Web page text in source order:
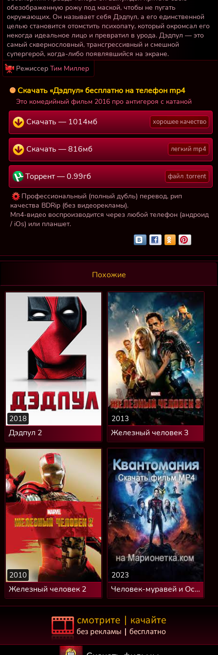
обезображенную рожу под маской, чтобы не пугать
окружающих. Он называет себя Дэдпул, а его единственной
целью становится отомстить психопату, который окромсал его
некогда идеальное лицо и превратил в урода. Дэдпул — это
самый сквернословный, трансгрессивный и смешной
супергерой, когда-либо появлявшийся на экране.
Режиссер Тим Миллер
Скачать «Дэдпул» бесплатно на телефон mp4
Это комедийный фильм 2016 про антигероя с катаной
Скачать — 1014мб хорошее качество
Скачать — 816мб легкий mp4
Торрент — 0.99гб файл .torrent
Профессиональный (полный дубль) перевод, рип
качества BDRip (без видеорекламы).
Мп4-видео воспроизводится через любой телефон (андроид
/ iOs) или планшет.
Похожие
Дэдпул 2
2018
Железный человек 3
2013
Железный человек 2
2010
Человек-муравей и Оса:
Квантомания
2023